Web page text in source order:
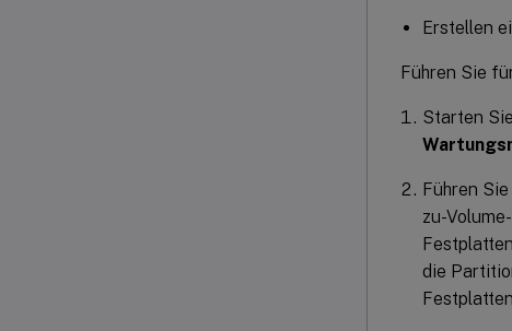
Erstellen
Führen Sie
Starten
Führen
zu-
die